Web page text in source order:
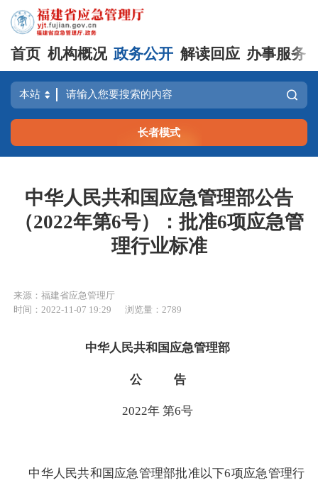
首页 机构概况 政务公开 解读回应 办事服务
长者模式
中华人民共和国应急管理部公告
（2022年第6号）：批准6项应急管
理行业标准
来源：福建省应急管理厅
时间：2022-11-07 19:29
浏览量：2789
中华人民共和国应急管理部
公 告
2022年 第6号
中华人民共和国应急管理部批准以下6项应急管理行